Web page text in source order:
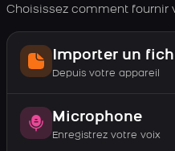
Choisissez comment fournir
Importer un
Depuis votre appareil
Microphone
Enregistrez votre voix